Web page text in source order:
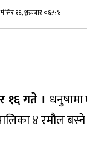
१६, शुक्रबार ०६:५४
१६ गते ।
४ रमौल